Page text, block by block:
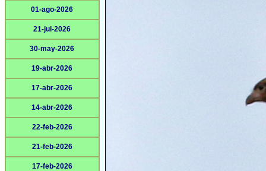
01-ago-2026
21-jul-2026
30-may-2026
19-abr-2026
17-abr-2026
14-abr-2026
22-feb-2026
21-feb-2026
17-feb-2026